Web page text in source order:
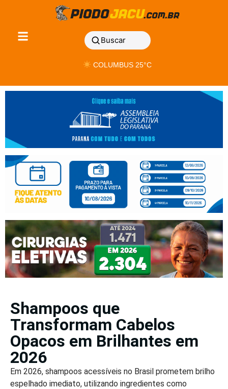
Buscar
COLUMBUS 25°C
Shampoos que
Transformam Cabelos
Opacos em Brilhantes em
2026
Em 2026, shampoos acessíveis no Brasil prometem brilho
espelhado imediato, utilizando ingredientes como